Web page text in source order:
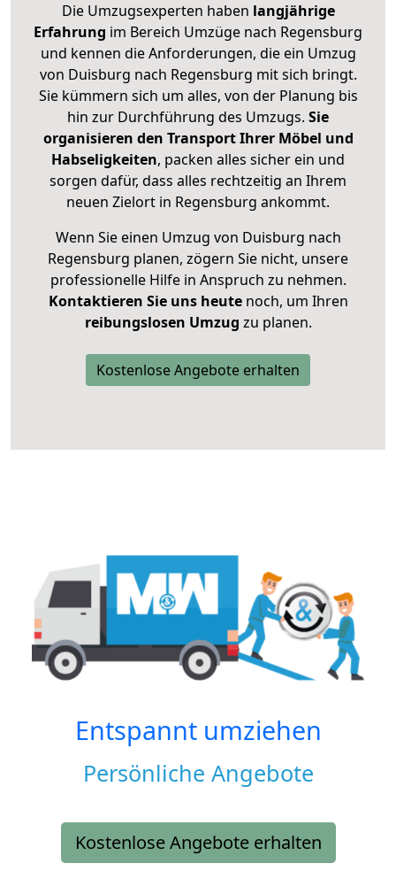
Die Umzugsexperten haben langjährige
Erfahrung im Bereich Umzüge nach Regensburg
und kennen die Anforderungen, die ein Umzug
von Duisburg nach Regensburg mit sich bringt.
Sie kümmern sich um alles, von der Planung bis
hin zur Durchführung des Umzugs. Sie
organisieren den Transport Ihrer Möbel und
Habseligkeiten, packen alles sicher ein und
sorgen dafür, dass alles rechtzeitig an Ihrem
neuen Zielort in Regensburg ankommt.
Wenn Sie einen Umzug von Duisburg nach
Regensburg planen, zögern Sie nicht, unsere
professionelle Hilfe in Anspruch zu nehmen.
Kontaktieren Sie uns heutenoch, um Ihren
reibungslosen Umzug zu planen.
Kostenlose Angebote erhalten
Entspannt umziehen
Persönliche Angebote
Kostenlose Angebote erhalten